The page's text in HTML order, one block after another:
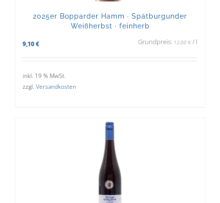
2025er Bopparder Hamm · Spätburgunder
Weißherbst · feinherb
9,10 € Grundpreis: 12,00 € / l
inkl. 19 % MwSt.
zzgl. Versandkosten